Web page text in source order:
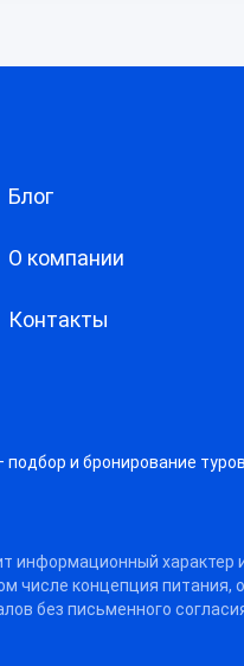
Блог
О компании
Контакты
и бронирование
информационный характер
числе концепция
без письменного